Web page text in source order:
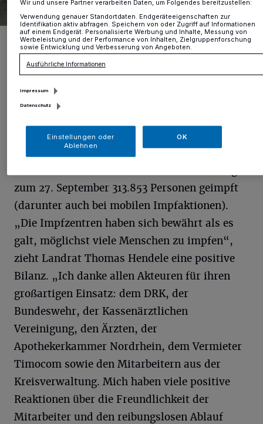
(v.li.) Dr. Jürgen Korbmacher für die ärztliche Leitung, Landrat
Thomas Hendele, Gesundheitsamtsleiterin Dr. Ruzica Susenburger
und die organisatorischen Leiter des Impfzentrums Florian
Leckebusch und Mirko Braunheim.
Foto: Kreis Mettmann
I
nsgesamt wurden im Impfzentrum in
zum 27. September 313.853 Personen geimpft
(darunter auch bei mobilen Impfaktionen).
„Die Impfzentren haben sich bewährt als es
galt, möglichst viele Menschen zu impfen“,
zieht Landrat Thomas Hendele eine positive
Bilanz. „Ich danke allen Akteuren für ihren
großartigen Einsatz: dem DRK, der
Bundeswehr, der Kassenärztlichen
Vereinigung, den Ärzten, der
Apothekerkammer Nordrhein, dem Vermieter
Timocom sowie den Mitarbeitern aus der
Kreisverwaltung. Mich haben viele positive
Reaktionen über die Freundlichkeit der
Mitarbeiter und den reibungslosen Ablauf
Wir und unsere Partner verarbeiten Daten, um Folgendes bereitzustellen:
Verwendung genauer Standortdaten. Endgeräteeigenschaften zur
Identifikation aktiv abfragen. Speichern von oder Zugriff auf Informationen
auf einem Endgerät. Personalisierte Werbung und Inhalte, Messung von
Werbeleistung und der Performance von Inhalten, Zielgruppenforschung
sowie Entwicklung und Verbesserung von Angeboten.
Ausführliche Informationen
Impressum
Datenschutz
Einstellungen oder
Ablehnen
OK